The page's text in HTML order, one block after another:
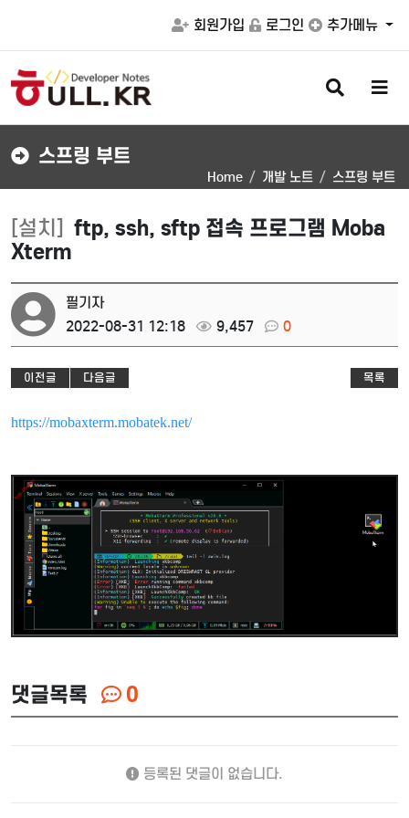
회원가입 로그인 추가메뉴
검
색
버
메
버
스프링 부트
Home 개발 노트 스프링 부트
[설치] ftp, ssh, sftp 접속 프로그램 Moba
Xterm
필기자
2022-08-31 12:18
9,457 0
이전글 다음글 목록
https://mobaxterm.mobatek.net/
댓글목록 0
등록된 댓글이 없습니다.